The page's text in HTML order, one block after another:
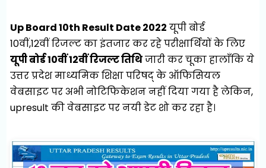
Up Board 10th Result Date 2022 यूपी बोर्ड
10वीं,12वींरिजल्ट का इंतजार कर रहे परीक्षार्थियों के लिए
यूपी बोर्ड 10वीं 12वीं रिजल्ट तिथिजारी कर चूका हालाँकि ये
उत्तर प्रदेश माध्यमिक शिक्षा परिषद् के ऑफिसियल
वेबसाइट पर अभी नोटिफिकेशन नहीं दिया गया है लेकिन,
upresult की वेबसाइट पर नयी डेट शो कर रहा है।